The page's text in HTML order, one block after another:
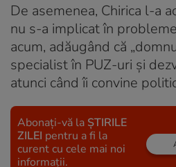
De asemenea, Chirica l-a
nu s-a implicat în
acum, adăugând că
specialist în PUZ-uri şi
atunci când îi convine
Abonați-vă la ȘTIRILE
ZILEI pentru a fi la
curent cu cele mai noi
informații.